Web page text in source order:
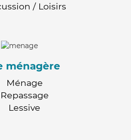
/ Loisirs
ménagère
Ménage
Repassage
Lessive